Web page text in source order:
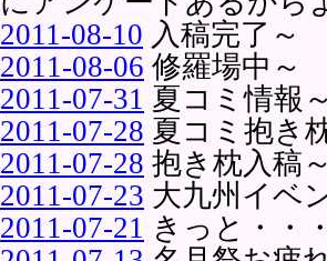
2011-08-10 入稿完了～
2011-08-06 修羅場中～
2011-07-31 夏コミ情報
2011-07-28 夏コミ抱き
2011-07-28 抱き枕入稿
2011-07-23 大九州イベ
2011-07-21 きっと・・